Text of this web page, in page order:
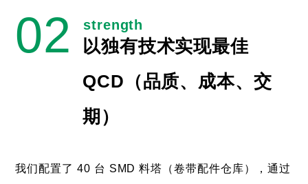
以独有技术实现最佳
QCD（品质、成本、交
期）
我们配置了 40 台 SMD 料塔（卷带配件仓库），通过